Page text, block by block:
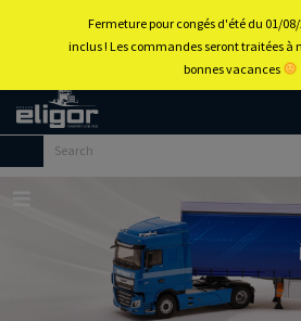
Fermeture pour congés d'été du 01/
inclus ! Les commandes seront traitées à
bonnes vacances